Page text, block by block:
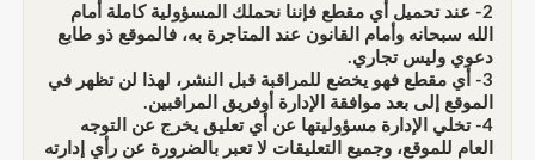
2- عند تحميل أي مقطع فإننا نحملك المسؤولية كاملة أمام
الله سبحانه وأمام القانون عند المتاجرة به، فالموقع ذو طابع
دعوي وليس تجاري.
3- أي مقطع فهو يخضع للمراقبة قبل النشر، لهذا لن تظهر في
الموقع إلى بعد موافقة الإدارة أوفريق المراقبين.
4- تخلي الإدارة مسؤوليتها عن أي تعليق يخرج عن التوجه
العام للموقع، وجميع التعليقات لا تعبر بالضرورة عن رأي إدارته